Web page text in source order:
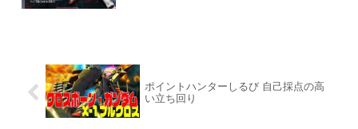
ポイントハンターしるび 自己採点の高
い立ち回り